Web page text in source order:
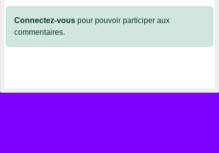
Connectez-vous pour pouvoir participer aux
commentaires.